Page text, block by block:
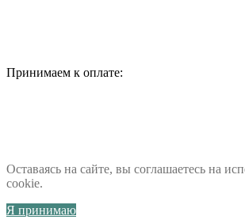
Принимаем к оплате:
Оставаясь на сайте, вы соглашаетесь на
cookie.
Я принимаю